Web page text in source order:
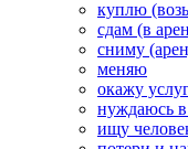
куплю
сдам (в
сниму
меняю
окажу
нуждаюсь в
ищу